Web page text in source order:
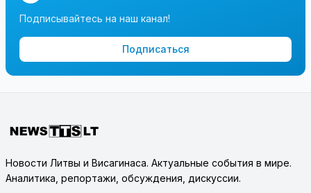
Подписывайтесь на наш канал!
Подписаться
Новости Литвы и Висагинаса. Актуальные события в мире.
Аналитика, репортажи, обсуждения, дискуссии.